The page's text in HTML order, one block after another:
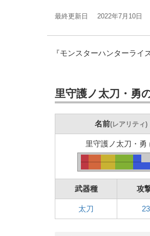
最終更新日 2022年7月10日
『モンスターハンターラ
里守護ノ太刀・勇
名前(レアリティ)
里守護ノ太刀・勇
武器種 攻
太刀